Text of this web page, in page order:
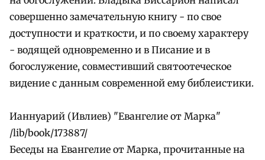
совершенно замечательную книгу - по свое
доступности и краткости, и по своему характеру
- водящей одновременно и в Писание и в
богослужение, совместивший святоотеческое
видение с данным современной ему библеистики.
Ианнуарий (Ивлиев) "Евангелие от Марка"
/lib/book/173887/
Беседы на Евангелие от Марка, прочитанные на